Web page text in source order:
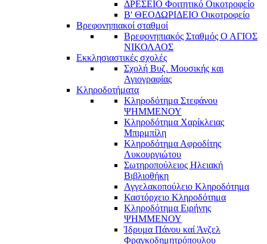
ΔΡΕΣΕΙΟ Φοιτητικό Οικοτροφείο
Β' ΘΕΟΔΩΡΙΔΕΙΟ Οικοτροφείο
Βρεφονηπιακοί σταθμοί
Βρεφονηπιακός Σταθμός Ο ΑΓΙΟΣ
ΝΙΚΟΛΑΟΣ
Εκκλησιαστικές σχολές
Σχολή Βυζ. Μουσικής και
Αγιογραφίας
Κληροδοτήματα
Κληροδότημα Στεφάνου
ΨΗΜΜΕΝΟΥ
Κληροδότημα Χαρίκλειας
Μπιρμπίλη
Κληροδότημα Αφροδίτης
Λυκουργιώτου
Σωτηροπούλειος Ηλειακή
Βιβλιοθήκη
Αγγελακοπούλειο Κληροδότημα
Καστόρχειο Κληροδότημα
Κληροδότημα Ειρήνης
ΨΗΜΜΕΝΟΥ
Ίδρυμα Πάνου καί Άνζελ
Φραγκοδημητρόπουλου